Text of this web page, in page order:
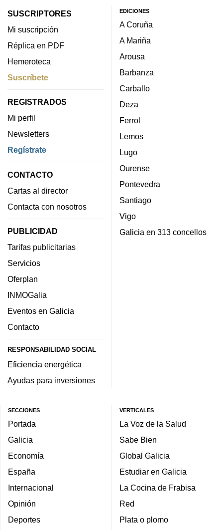
SUSCRIPTORES
Mi suscripción
Réplica en PDF
Hemeroteca
Suscríbete
REGISTRADOS
Mi perfil
Newsletters
Regístrate
CONTACTO
Cartas al director
Contacta con nosotros
PUBLICIDAD
Tarifas publicitarias
Servicios
Oferplan
INMOGalia
Eventos en Galicia
Contacto
RESPONSABILIDAD SOCIAL
Eficiencia energética
Ayudas para inversiones
EDICIONES
A Coruña
A Mariña
Arousa
Barbanza
Carballo
Deza
Ferrol
Lemos
Lugo
Ourense
Pontevedra
Santiago
Vigo
Galicia en 313 concellos
SECCIONES
Portada
Galicia
Economía
España
Internacional
Opinión
Deportes
VERTICALES
La Voz de la Salud
Sabe Bien
Global Galicia
Estudiar en Galicia
La Cocina de Frabisa
Red
Plata o plomo